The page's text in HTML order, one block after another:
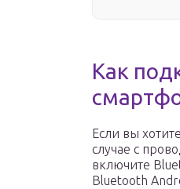
Как
Если вы
случае с
включите
Bluetooth